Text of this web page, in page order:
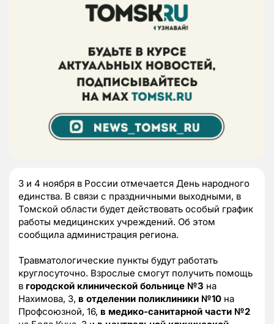
3 и 4 ноября в России отмечается День народного
единства. В связи с праздничными выходными, в
Томской области будет действовать особый график
работы медицинских учреждений. Об этом
сообщила администрация региона.
Травматологические пункты будут работать
круглосуточно. Взрослые смогут получить помощь
в городской клинической больнице №3 на
Нахимова, 3, в отделении поликлиники №10 на
Профсоюзной, 16, в медико-санитарной части №2